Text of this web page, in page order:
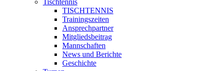
Tischtennis
TISCHTENNIS
Trainingszeiten
Ansprechpartner
Mitgliedsbeitrag
Mannschaften
News und Berichte
Geschichte